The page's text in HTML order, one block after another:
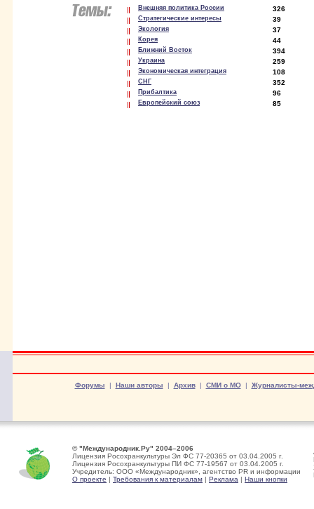
Внешняя политика России 326
Стратегические интересы 39
Экология 37
Корея 44
Ближний Восток 394
Украина 259
Экономическая интеграция 108
СНГ 352
Прибалтика 96
Европейский союз 85
Форумы | Наши авторы | Архив| СМИ о МО| Журналисты-
© "Международник.Ру" 2004–2006
Лицензия Росохранкультуры Эл ФС 77-20365 от 03.04.2005 г.
Лицензия Росохранкультуры ПИ ФС 77-19567 от 03.04.2005 г.
Учредитель: ООО «Международник», агентство PR и информации
О проекте | Требования к материалам | Реклама | Наши кнопки